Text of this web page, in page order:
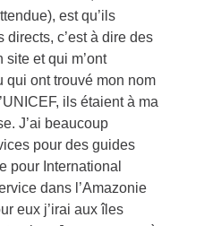
est qu’ils
directs, c’est à dire des
et qui m’ont
qui ont trouvé mon nom
ils étaient à ma
J’ai beaucoup
pour des guides
pour International
dans l’Amazonie
eux j’irai aux îles